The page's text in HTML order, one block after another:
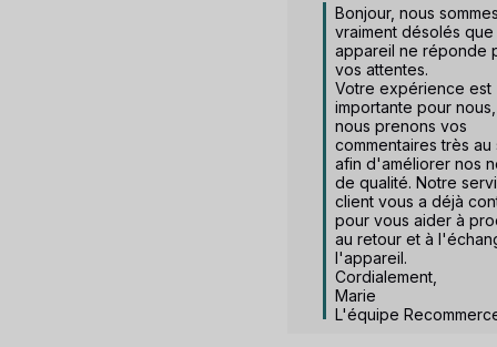
Bonjour, nous
vraiment désolés
appareil ne réponde
vos attentes.
Votre expérience est
importante pour
nous prenons vos
commentaires très au
afin d'améliorer nos
de qualité. Notre
client vous a déjà
pour vous aider à
au retour et à
l'appareil.
Cordialement,
Marie
L'équipe